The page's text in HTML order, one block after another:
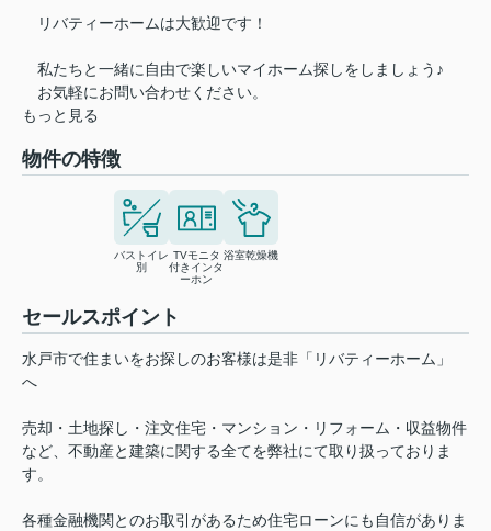
リバティーホームは大歓迎です！
私たちと一緒に自由で楽しいマイホーム探しをしましょう♪
お気軽にお問い合わせください。
もっと見る
物件の特徴
バストイレ
別
TVモニタ
付きインタ
ーホン
浴室乾燥機
セールスポイント
水戸市で住まいをお探しのお客様は是非「リバティーホーム」
へ
売却・土地探し・注文住宅・マンション・リフォーム・収益物件
など、不動産と建築に関する全てを弊社にて取り扱っておりま
す。
各種金融機関とのお取引があるため住宅ローンにも自信がありま